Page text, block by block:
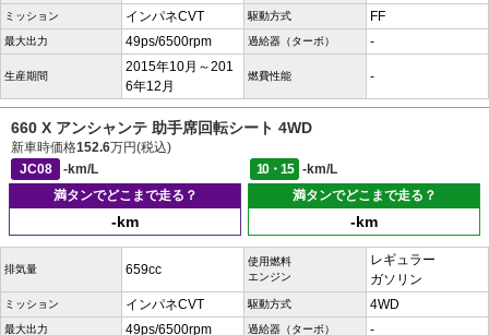
ミッション インパネCVT 駆動方式 FF
最大出力 49ps/6500rpm 過給器（ターボ） -
生産期間
2015年10月～201
6年12月
燃費性能 -
660 X アンシャンテ 助手席回転シート 4WD
新車時価格152.6万円(税込)
JC08
-km/L 10・15
-km/L
満タンでどこまで走る？
-km
満タンでどこまで走る？
-km
排気量 659cc
使用燃料
エンジン
レギュラー
ガソリン
ミッション インパネCVT 駆動方式 4WD
最大出力 49ps/6500rpm 過給器（ターボ） -